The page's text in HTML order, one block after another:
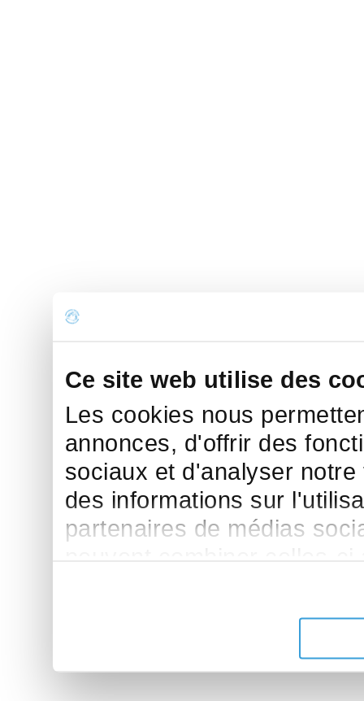
Ce site web utilise des
Les cookies nous
annonces, d'offrir des
sociaux et d'analyser
des informations sur
partenaires de médias